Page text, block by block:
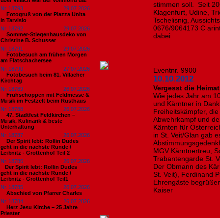
Nr. 18793
29.07.2026
Fotogruß von der Piazza Unita
in Tarvisio
Nr. 18792
29.07.2026
Sommer-Stiegenhausdeko von
Christine B. Schusser
Nr. 18791
29.07.2026
Fotobesuch am frühen Morgen
am Flatschachersee
Nr. 18790
27.07.2026
Fotobesuch beim 81. Villacher
Kirchtag
Nr. 18789
26.07.2026
Frühschoppen mit Feldmesse &
Musik im Festzelt beim Rüsthaus
Nr. 18788
26.07.2026
47. Stadtfest Feldkirchen –
Musik, Kulinarik & beste
Unterhaltung
Nr. 18787
26.07.2026
Der Spirit lebt: Rollin Dudes
geht in die nächste Runde /
Leibnitz - Grottenhof Teil 2
Nr. 18786
26.07.2026
​Der Spirit lebt: Rollin Dudes
geht in die nächste Runde /
Leibnitz - Grottenhof Teil1
Nr. 18785
26.07.2026
Abschied von Pfarrer Charles
Nr. 18784
26.07.2026
Herz Jesu Kirche – 25 Jahre
Priester
stimmen soll. Seit
Klagenfurt, Udine,
Tschelisnig,
0676/9064173 C
dabei
Eventnr. 9900
10.10.2012
Vergesst die
Wie jedes Jahr am
und Kärntner in
Freiheitskämpfer,
Abwehrkampf und
Kärnten für
in St. Veit/Glan gab
MGV Kärntnertreu,
Trabantengarde St.
Der Obmann des
St. Veit), Ferdinand
Ehrengäste
Kaiser